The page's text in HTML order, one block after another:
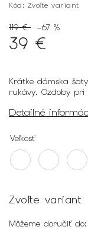
Kód: Zvoľte variant
119 € –67 %
39 €
Krátke dámska
rukávy. Ozdoby pri
Detailné
Veľkosť
Zvoľte variant
Môžeme doručiť do: